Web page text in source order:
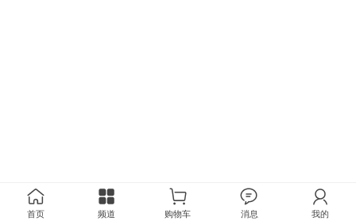
首页 频道 购物车 消息 我的